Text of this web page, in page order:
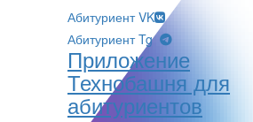
Абитуриент VK
Абитуриент Tg
Приложение
Технобашня для
абитуриентов